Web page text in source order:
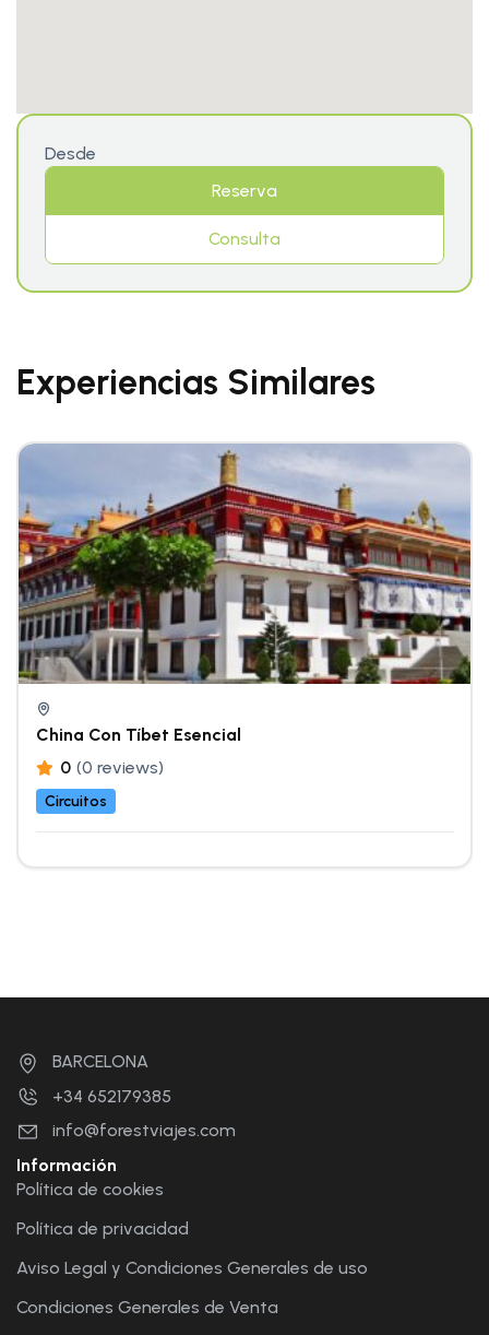
Desde
Reserva
Consulta
Experiencias Similares
China Con Tíbet Esencial
0 (0 reviews)
Circuitos
BARCELONA
+34 652179385
info@forestviajes.com
Información
Política de cookies
Política de privacidad
Aviso Legal y Condiciones Generales de uso
Condiciones Generales de Venta